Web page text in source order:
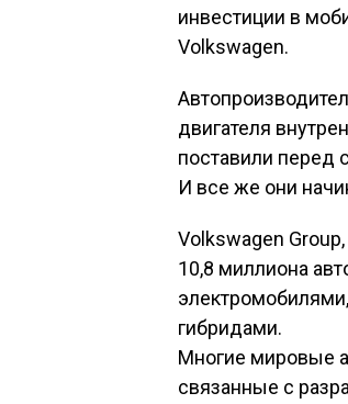
инвестиции в
Volkswagen.
двигателя
поставили перед
И все же они
Volkswagen
10,8 миллиона
гибридами.
Многие мировые
связанные с